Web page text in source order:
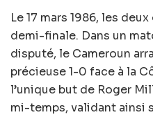
Le 17 mars 1986, les
demi-finale. Dans un
disputé, le Cameroun
précieuse 1-0 face à la
l’unique but de Roger
mi-temps, validant ainsi